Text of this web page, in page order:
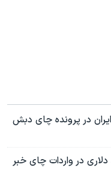
در پرونده چای دبش
از کشف فساد ۲ میلیارد دلاری در واردات چای خبر